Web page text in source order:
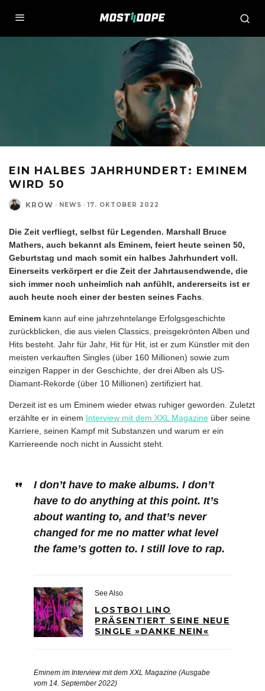
EIN HALBES JAHRHUNDERT: EMINEM
WIRD 50
KROW · NEWS · 17. OKTOBER 2022
Die Zeit verfliegt, selbst für Legenden. Marshall Bruce
Mathers, auch bekannt als Eminem, feiert heute seinen 50,
Geburtstag und mach somit ein halbes Jahrhundert voll.
Einerseits verkörpert er die Zeit der Jahrtausendwende, die
sich immer noch unheimlich nah anfühlt, andererseits ist er
auch heute noch einer der besten seines Fachs.
Eminem kann auf eine jahrzehntelange Erfolgsgeschichte
zurückblicken, die aus vielen Classics, preisgekrönten Alben und
Hits besteht. Jahr für Jahr, Hit für Hit, ist er zum Künstler mit den
meisten verkauften Singles (über 160 Millionen) sowie zum
einzigen Rapper in der Geschichte, der drei Alben als US-
Diamant-Rekorde (über 10 Millionen) zertifiziert hat.
Derzeit ist es um Eminem wieder etwas ruhiger geworden. Zuletzt
erzählte er in einem Interview mit dem XXL Magazine über seine
Karriere, seinen Kampf mit Substanzen und warum er ein
Karriereende noch nicht in Aussicht steht.
I don’t have to make albums. I don’t
have to do anything at this point. It’s
about wanting to, and that’s never
changed for me no matter what level
the fame’s gotten to. I still love to rap.
See Also
LOSTBOI LINO
PRÄSENTIERT SEINE NEUE
SINGLE »DANKE NEIN«
Eminem im Interview mit dem XXL Magazine (Ausgabe
vom 14. September 2022)